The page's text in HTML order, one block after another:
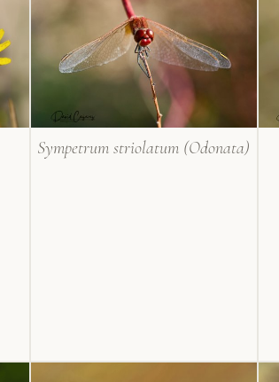
Sympetrum striolatum (Odonata)